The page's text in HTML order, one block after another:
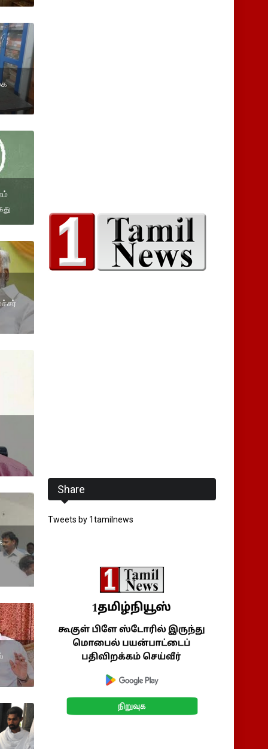
Share
Tweets by 1tamilnews